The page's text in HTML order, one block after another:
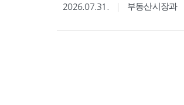
2026.07.31. 부동산시장과